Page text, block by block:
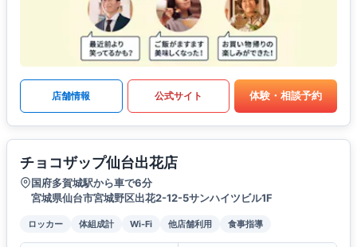
店舗情報 公式サイト 体験・相談予約
チョコザップ仙台出花店
国府多賀城駅から車で6分
宮城県仙台市宮城野区出花2-12-5サンハイツビル1F
ロッカー 体組成計 Wi-Fi 他店舗利用 食事指導